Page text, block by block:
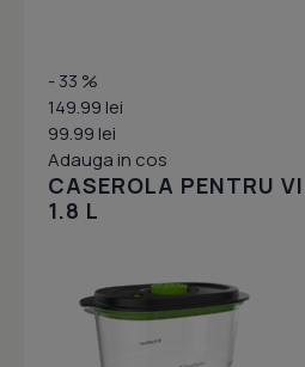
- 33 %
149.99 lei
99.99 lei
Adauga in cos
CASEROLA PENTRU
1.8 L